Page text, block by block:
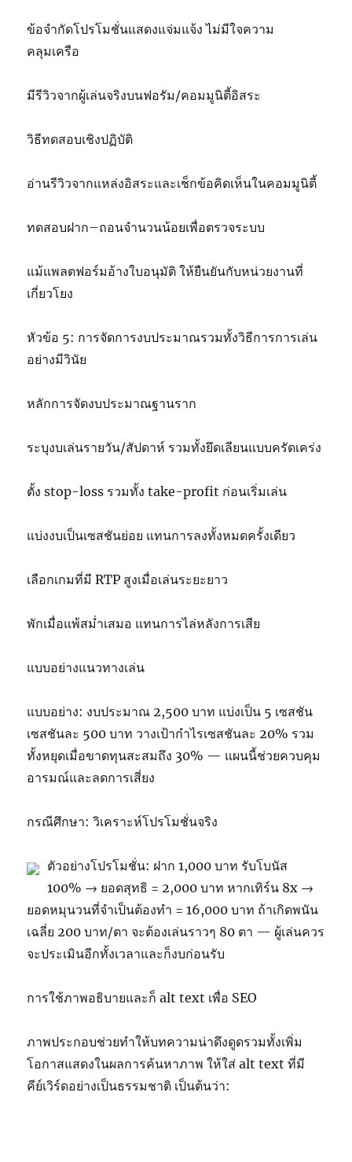
ข้อจำกัดโปรโมชั่นแสดงแจ่มแจ้ง ไม่มีใจความ
คลุมเครือ
มีรีวิวจากผู้เล่นจริงบนฟอรัม/คอมมูนิตี้อิสระ
วิธีทดสอบเชิงปฏิบัติ
อ่านรีวิวจากแหล่งอิสระและเช็กข้อคิดเห็นในคอมมูนิตี้
ทดสอบฝาก–ถอนจำนวนน้อยเพื่อตรวจระบบ
แม้แพลตฟอร์มอ้างใบอนุมัติ ให้ยืนยันกับหน่วยงานที่
เกี่ยวโยง
หัวข้อ 5: การจัดการงบประมาณรวมทั้งวิธีการการเล่น
อย่างมีวินัย
หลักการจัดงบประมาณฐานราก
ระบุงบเล่นรายวัน/สัปดาห์ รวมทั้งยึดเลียนแบบครัดเคร่ง
ตั้ง stop-loss รวมทั้ง take-profit ก่อนเริ่มเล่น
แบ่งงบเป็นเซสชันย่อย แทนการลงทั้งหมดครั้งเดียว
เลือกเกมที่มี RTP สูงเมื่อเล่นระยะยาว
พักเมื่อแพ้สม่ำเสมอ แทนการไล่หลังการเสีย
แบบอย่างแนวทางเล่น
แบบอย่าง: งบประมาณ 2,500 บาท แบ่งเป็น 5 เซสชัน
เซสชันละ 500 บาท วางเป้ากำไรเซสชันละ 20% รวม
ทั้งหยุดเมื่อขาดทุนสะสมถึง 30% — แผนนี้ช่วยควบคุม
อารมณ์และลดการเสี่ยง
กรณีศึกษา: วิเคราะห์โปรโมชั่นจริง
ตัวอย่างโปรโมชั่น: ฝาก 1,000 บาท รับโบนัส
100% → ยอดสุทธิ = 2,000 บาท หากเทิร์น 8x →
ยอดหมุนวนที่จำเป็นต้องทำ = 16,000 บาท ถ้าเกิดพนัน
เฉลี่ย 200 บาท/ตา จะต้องเล่นราวๆ 80 ตา — ผู้เล่นควร
จะประเมินอีกทั้งเวลาและก็งบก่อนรับ
การใช้ภาพอธิบายและก็ alt text เพื่อ SEO
ภาพประกอบช่วยทำให้บทความน่าดึงดูดรวมทั้งเพิ่ม
โอกาสแสดงในผลการค้นหาภาพ ให้ใส่ alt text ที่มี
คีย์เวิร์ดอย่างเป็นธรรมชาติ เป็นต้นว่า: